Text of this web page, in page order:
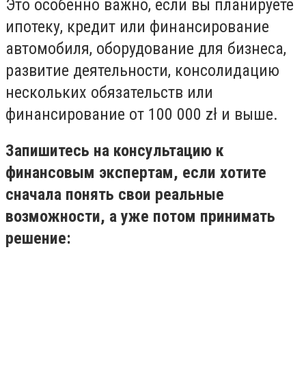
Это особенно важно, если вы планируете
ипотеку, кредит или финансирование
автомобиля, оборудование для бизнеса,
развитие деятельности, консолидацию
нескольких обязательств или
финансирование от 100 000 zł и выше.
Запишитесь на консультацию к
финансовым экспертам, если хотите
сначала понять свои реальные
возможности, а уже потом принимать
решение: